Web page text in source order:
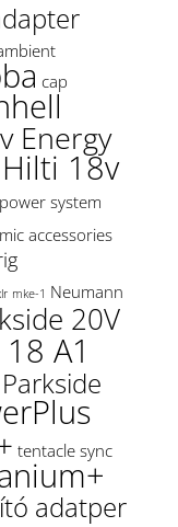
cap
Energy
Hilti 18v
system
mic accessories
mke-1 Neumann
20V
A1
Parkside
tentacle sync
adatper